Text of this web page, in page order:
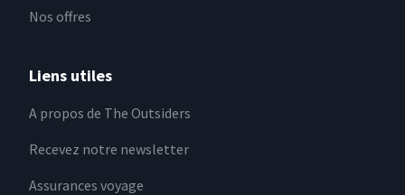
Nos offres
Liens utiles
A propos de The Outsiders
Recevez notre newsletter
Assurances voyage